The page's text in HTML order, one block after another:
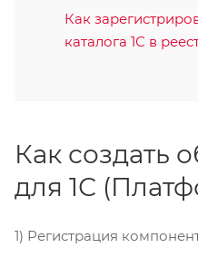
Как
каталога 1С в
Как создать
для 1С
1) Регистрация